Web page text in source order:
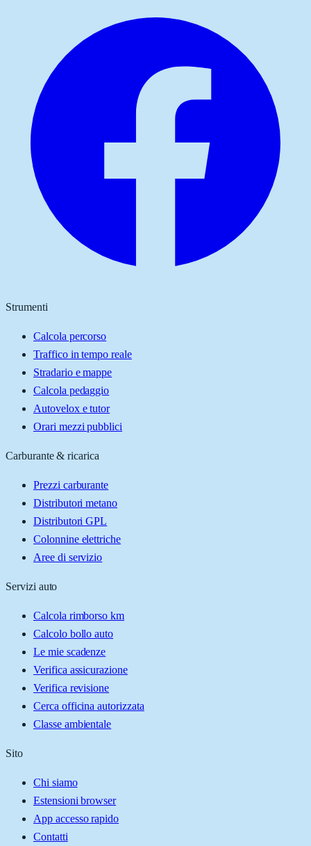
Strumenti
Calcola percorso
Traffico in tempo reale
Stradario e mappe
Calcola pedaggio
Autovelox e tutor
Orari mezzi pubblici
Carburante & ricarica
Prezzi carburante
Distributori metano
Distributori GPL
Colonnine elettriche
Aree di servizio
Servizi auto
Calcola rimborso km
Calcolo bollo auto
Le mie scadenze
Verifica assicurazione
Verifica revisione
Cerca officina autorizzata
Classe ambientale
Sito
Chi siamo
Estensioni browser
App accesso rapido
Contatti